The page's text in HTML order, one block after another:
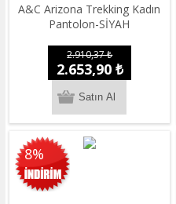
A&C Arizona Trekking Kadın
Pantolon-SİYAH
2.910,37 ₺
2.653,90 ₺
8%